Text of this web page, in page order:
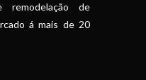
de
á mais de 20